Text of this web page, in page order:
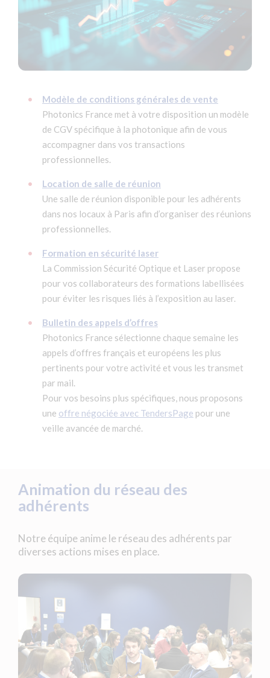
Modèle de conditions générales de vente
Photonics France met à votre disposition un modèle
de CGV spécifique à la photonique afin de vous
accompagner dans vos transactions
professionnelles.
Location de salle de réunion
Une salle de réunion disponible pour les adhérents
dans nos locaux à Paris afin d’organiser des réunions
professionnelles.
Formation en sécurité laser
La Commission Sécurité Optique et Laser propose
pour vos collaborateurs des formations labellisées
pour éviter les risques liés à l’exposition au laser.
Bulletin des appels d’offres
Photonics France sélectionne chaque semaine les
appels d’offres français et européens les plus
pertinents pour votre activité et vous les transmet
par mail.
Pour vos besoins plus spécifiques, nous proposons
une offre négociée avec TendersPage pour une
veille avancée de marché.
Animation du réseau des
adhérents
Notre équipe anime le réseau des adhérents par
diverses actions mises en place.